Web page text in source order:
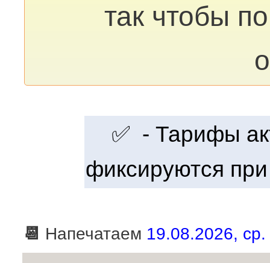
так чтобы
✅ - Тарифы
фиксируются
📆 Напечатаем 19.08.2026, ср.